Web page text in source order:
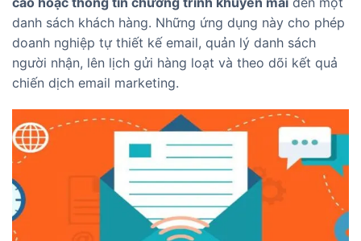
danh sách khách hàng. Những ứng dụng này cho phép
doanh nghiệp tự thiết kế email, quản lý danh sách
người nhận, lên lịch gửi hàng loạt và theo dõi kết quả
chiến dịch email marketing.